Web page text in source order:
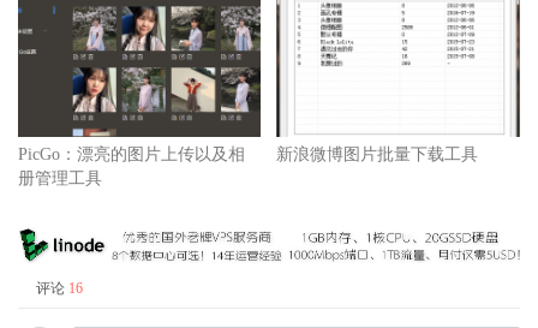
PicGo：漂亮的图片上传以及相
册管理工具
新浪微博图片批量下载工具
评论 16